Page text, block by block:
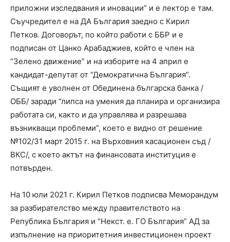
приложни изследвания и иновации” и е лектор е там.
Съучредител е на ДА България заедно с Кирил
Петков. Договорът, по който работи с ББР и е
подписан от Цанко Арабаджиев, който е член на
“Зелено движение” и на изборите на 4 април е
кандидат-депутат от “Демократична България”.
Същият е уволнен от Обединена българска банка /
ОББ/ заради “липса на умения да планира и организира
работата си, както и да управлява и разрешава
възникващи проблеми”, което е видно от решение
№102/31 март 2015 г. на Върховния касационен съд /
ВКС/, с което актът на финансовата институция е
потвърден.
На 10 юли 2021 г. Кирил Петков подписва Меморандум
за разбирателство между правителството на
Република България и “Некст. е. ГО България” АД за
изпълнение на приоритетния инвестиционен проект